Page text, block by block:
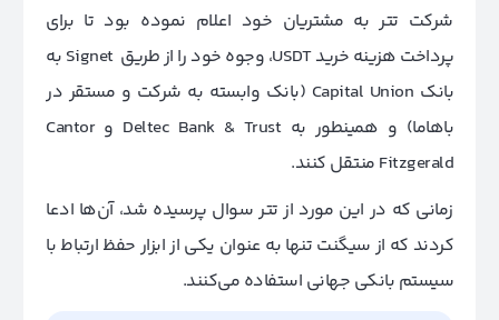
شرکت تتر به مشتریان خود اعلام نموده بود تا برای
پرداخت هزینه خرید USDT، وجوه خود را از طریق Signet به
بانک Capital Union (بانک وابسته به شرکت و مستقر در
باهاما) و همینطور به Deltec Bank & Trust و Cantor
Fitzgerald منتقل کنند.
زمانی که در این مورد از تتر سوال پرسیده شد، آن‌ها ادعا
کردند که از سیگنت تنها به عنوان یکی از ابزار حفظ ارتباط با
سیستم بانکی جهانی استفاده می‌کنند.